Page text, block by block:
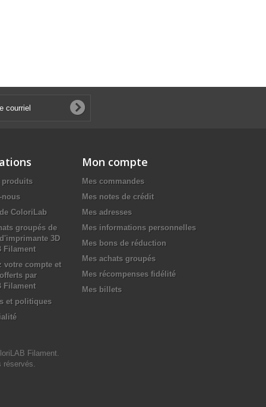
produits
nous
ColoriLab
groupés de
3D
Filament
votre compte et
par
Filament
et politiques
Filament.
réservés.
Mon compte
Mes commandes
Mes notes de crédit
Mes adresses
Mes informations personnelles
Mes bons de réduction
Mes achats groupés
Mes récompenses fidélité
Mes billets